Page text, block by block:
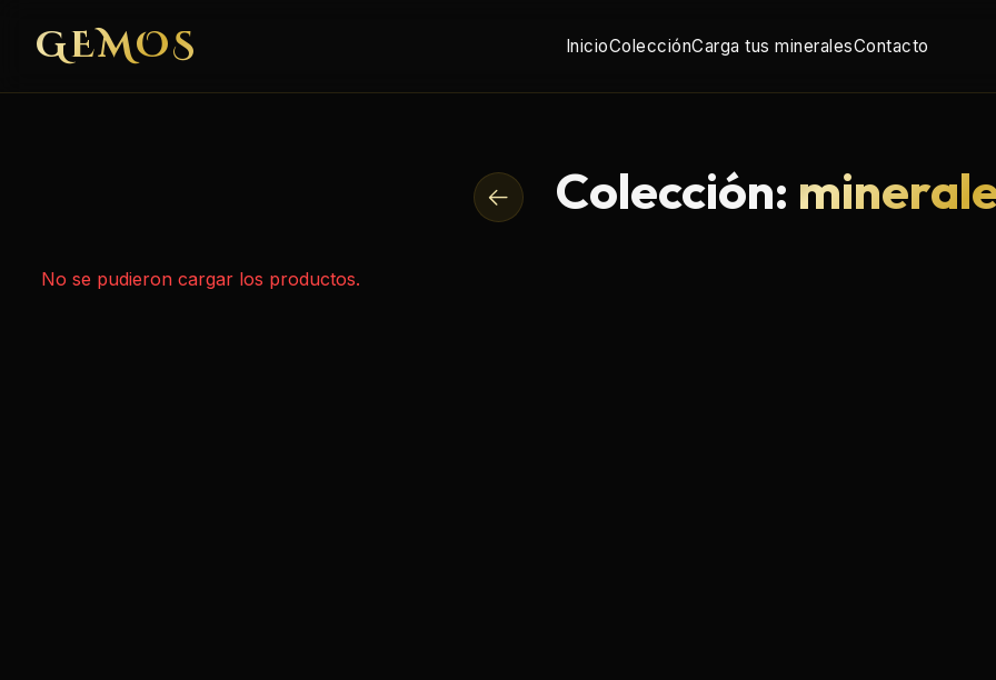
GEMOS InicioColecciónCarga tus mineralesContacto
Colección:
No se pudieron cargar los productos.